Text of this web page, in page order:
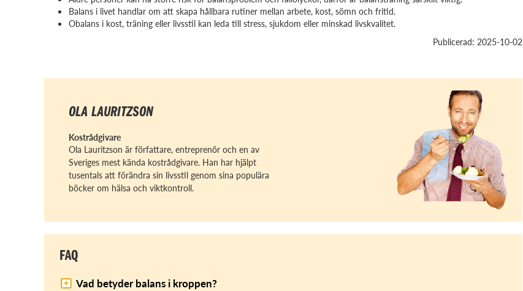
Balans i livet handlar om att skapa hållbara rutiner mellan arbete, kost, sömn och fritid.
Obalans i kost, träning eller livsstil kan leda till stress, sjukdom eller minskad livskvalitet.
Publicerad: 2025-10-02
OLA LAURITZSON
Kostrådgivare
Ola Lauritzson är författare, entreprenör och en av
Sveriges mest kända kostrådgivare. Han har hjälpt
tusentals att förändra sin livsstil genom sina populära
böcker om hälsa och viktkontroll.
FAQ
Vad betyder balans i kroppen?